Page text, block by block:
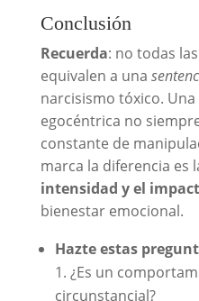
Conclusión
Recuerda: no todas
equivalen a una
narcisismo tóxico.
egocéntrica no
constante de
marca la diferencia es
intensidad y el
bienestar emocional.
Hazte estas
¿Es un
circunstancial?